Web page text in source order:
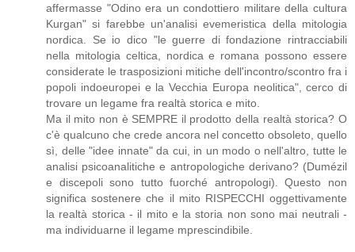
affermasse "Odino era un condottiero militare della cultura
Kurgan" si farebbe un'analisi evemeristica della mitologia
nordica. Se io dico "le guerre di fondazione rintracciabili
nella mitologia celtica, nordica e romana possono essere
considerate le trasposizioni mitiche dell'incontro/scontro fra i
popoli indoeuropei e la Vecchia Europa neolitica", cerco di
trovare un legame fra realtà storica e mito.
Ma il mito non è SEMPRE il prodotto della realtà storica? O
c'è qualcuno che crede ancora nel concetto obsoleto, quello
sì, delle "idee innate" da cui, in un modo o nell'altro, tutte le
analisi psicoanalitiche e antropologiche derivano? (Dumézil
e discepoli sono tutto fuorché antropologi). Questo non
significa sostenere che il mito RISPECCHI oggettivamente
la realtà storica - il mito e la storia non sono mai neutrali -
ma individuarne il legame mprescindibile.